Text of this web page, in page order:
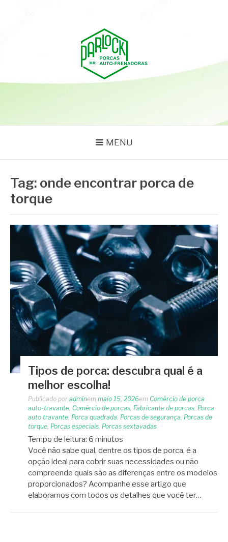
MENU
Tag: onde encontrar porca de
torque
Tipos de porca: descubra qual é a
melhor escolha!
Publicado por adminem maio 15, 2026em Comércio de porca
auto-travante Comércio de porcas Fabricante de porcas Porca
auto travante Porca quadrada Porcas de segurança Porcas de
torque Porcas especiais Porcas sextavadas
Tempo de leitura: 6 minutos
Você não sabe qual, dentre os tipos de porca, é a
opção ideal para cobrir suas necessidades ou não
compreende quais são as diferenças entre os modelos
proporcionados? Acompanhe esse artigo que
elaboramos com todos os detalhes que você ter…